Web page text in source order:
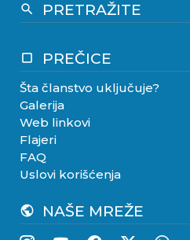
search PRETRAŽITE
crop_square PREČICE
Šta članstvo uključuje?
Galerija
Web linkovi
Flajeri
FAQ
Uslovi korišćenja
public NAŠE MREŽE